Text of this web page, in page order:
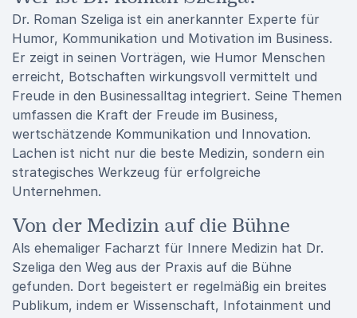
Dr. Roman Szeliga ist ein anerkannter Experte für
Humor, Kommunikation und Motivation im Business.
Er zeigt in seinen Vorträgen, wie Humor Menschen
erreicht, Botschaften wirkungsvoll vermittelt und
Freude in den Businessalltag integriert. Seine Themen
umfassen die Kraft der Freude im Business,
wertschätzende Kommunikation und Innovation.
Lachen ist nicht nur die beste Medizin, sondern ein
strategisches Werkzeug für erfolgreiche
Unternehmen.
Von der Medizin auf die Bühne
Als ehemaliger Facharzt für Innere Medizin hat Dr.
Szeliga den Weg aus der Praxis auf die Bühne
gefunden. Dort begeistert er regelmäßig ein breites
Publikum, indem er Wissenschaft, Infotainment und